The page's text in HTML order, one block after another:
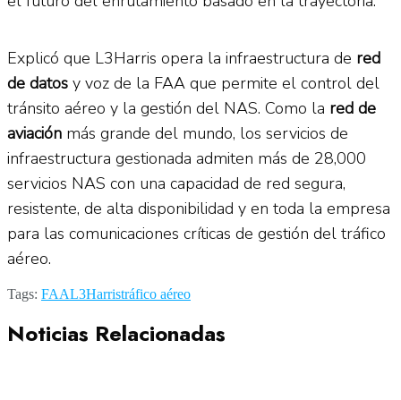
Explicó que L3Harris opera la infraestructura de red
de datos y voz de la FAA que permite el control del
tránsito aéreo y la gestión del NAS. Como la red de
aviación más grande del mundo, los servicios de
infraestructura gestionada admiten más de 28,000
servicios NAS con una capacidad de red segura,
resistente, de alta disponibilidad y en toda la empresa
para las comunicaciones críticas de gestión del tráfico
aéreo.
Tags: FAAL3Harristráfico aéreo
Noticias Relacionadas